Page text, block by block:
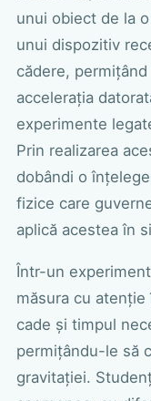
unui obiect de la
unui dispozitiv
cădere,
accelerația
experimente
Prin realizarea
dobândi o
fizice care
aplică acestea în
Într-un
măsura cu
cade și timpul
permițându-le să
gravitației.